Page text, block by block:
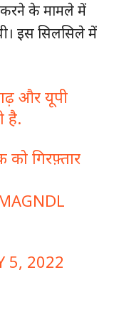
करने के मामले में
इस सिलसिले में
और यूपी
है.
को गिरफ़्तार
5, 2022